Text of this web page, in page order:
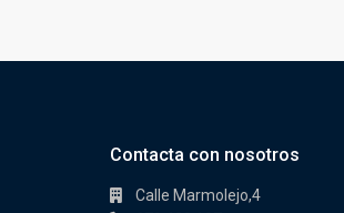
Contacta con nosotros
Calle Marmolejo,4